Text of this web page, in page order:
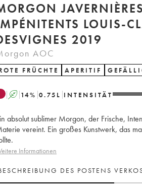
LOUIS-
DESVIGNES 2019
AOC
FRÜCHTE APERITIF
A 14% 0.75 L INTENSITÄT
absolut sublimer Morgon, der Frische,
vereint. Ein großes Kunstwerk, das
Informationen
DES POSTENS